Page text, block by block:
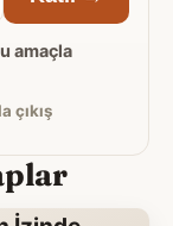
amaçla
çıkış